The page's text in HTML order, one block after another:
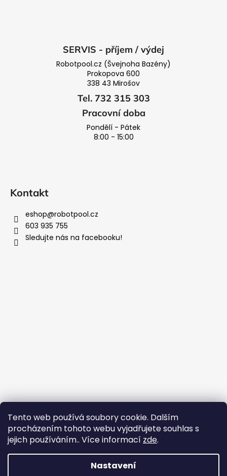
Tento web používá soubory cookie. Dalším
procházením tohoto webu vyjadřujete souhlas s
jejich používáním.. Více informací zde.
Nastavení
SERVIS - příjem / výdej
Robotpool.cz (Švejnoha Bazény)
Prokopova 600
338 43 Mirošov
Tel. 732 315 303
Pracovní doba
Pondělí - Pátek
8:00 - 15:00
Kontakt
eshop@robotpool.cz
603 935 755
Sledujte nás na facebooku!
Naše hodnocení na Heureka.cz Náš profil na Firmy.cz
Hodnocení na Zboží.cz